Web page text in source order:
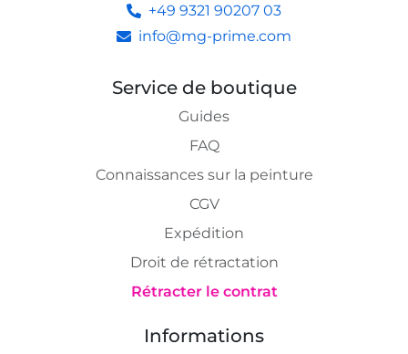
+49 9321 90207 03
info@mg-prime.com
Service de boutique
Guides
FAQ
Connaissances sur la peinture
CGV
Expédition
Droit de rétractation
Rétracter le contrat
Informations